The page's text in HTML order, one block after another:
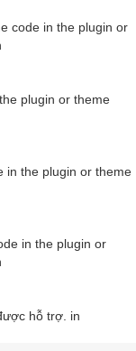
code in the plugin or
plugin or theme
in the plugin or theme
in the plugin or
hỗ trợ. in